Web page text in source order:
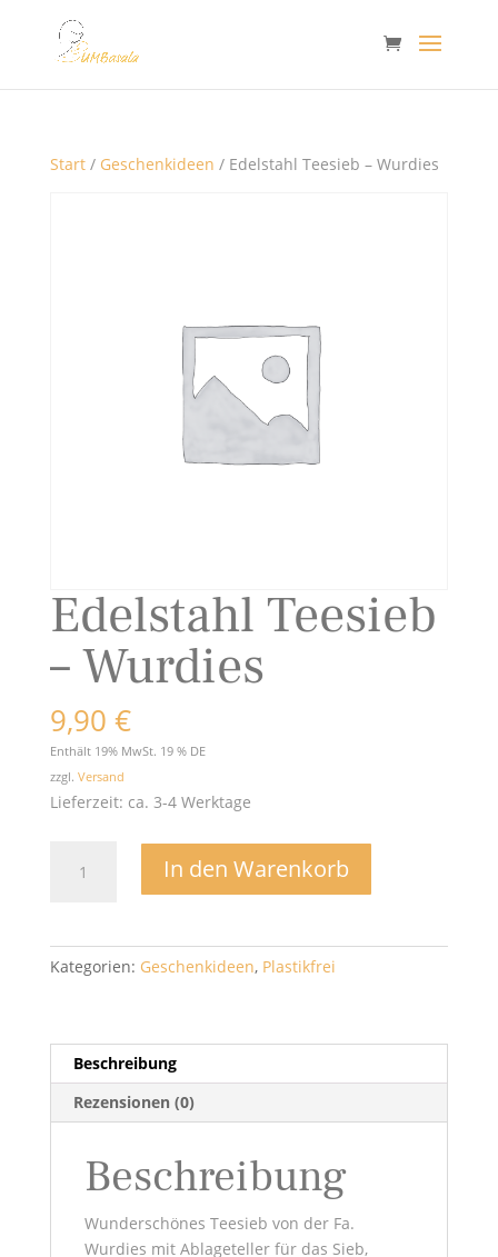
Start/ Geschenkideen / Edelstahl Teesieb – Wurdies
Edelstahl Teesieb
– Wurdies
9,90 €
Enthält 19% MwSt. 19 % DE
zzgl. Versand
Lieferzeit: ca. 3-4 Werktage
Teesieb
In den Warenkorb
Kategorien: Geschenkideen, Plastikfrei
Beschreibung
Rezensionen (0)
Beschreibung
Wunderschönes Teesieb von der Fa.
Wurdies mit Ablageteller für das Sieb,